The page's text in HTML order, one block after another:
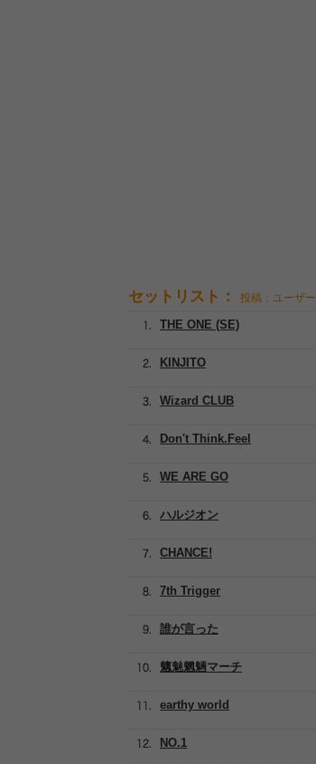
セットリスト： 投稿：ユーザー
ハルジオン
KINJITO
CHANCE!
WE ARE GO
Don't Think.Feel
THE ONE (SE)
Wizard CLUB
7th Trigger
誰が言った
魑魅魍魎マーチ
earthy world
NO.1